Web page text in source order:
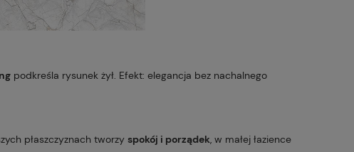
podkreśla rysunek żył. Efekt: elegancja bez nachalnego
płaszczyznach tworzy spokój i porządek, w małej łazience